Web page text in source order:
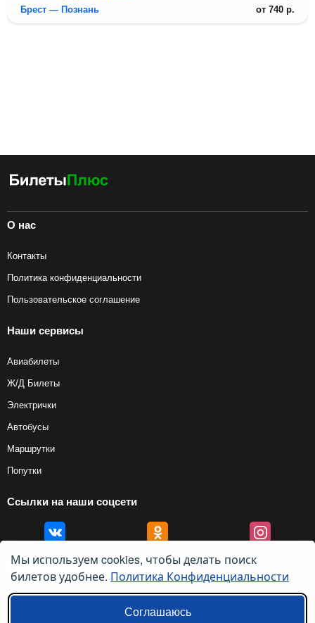
Брест — Познань
от 740 р.
О нас
Контакты
Политика конфиденциальности
Пользовательское соглашение
Наши сервисы
Авиабилеты
Ж/Д Билеты
Электрички
Автобусы
Маршрутки
Попутки
Ссылки на наши соцсети
Ссылки на наши приложения
Мы используем cookies, чтобы делать поиск
билетов удобнее. Политика Конфиденциальности
Соглашаюсь